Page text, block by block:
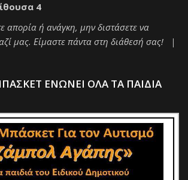
4
απορία ή ανάγκη, μην διστάσετε να
μας. Είμαστε πάντα στη διάθεσή σας! |
ΕΝΩΝΕΙ ΟΛΑ ΤΑ ΠΑΙΔΙΑ